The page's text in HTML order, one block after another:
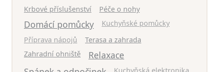
Krbové příslušenství Péče o nohy
Domácí pomůcky
Kuchyňské pomůcky
Příprava nápojů
Terasa a zahrada
Zahradní ohniště
Relaxace
Kuchyňská elektronika